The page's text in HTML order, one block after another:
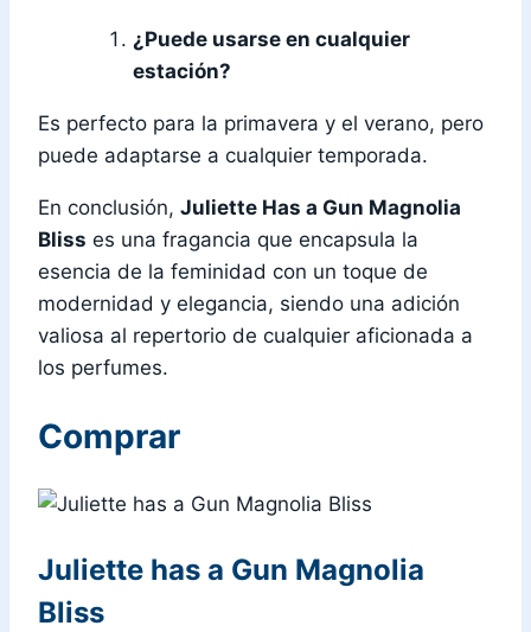
¿Puede usarse en cualquier
estación?
Es perfecto para la primavera y el verano, pero
puede adaptarse a cualquier temporada.
En conclusión, Juliette Has a Gun Magnolia
Bliss es una fragancia que encapsula la
esencia de la feminidad con un toque de
modernidad y elegancia, siendo una adición
valiosa al repertorio de cualquier aficionada a
los perfumes.
Comprar
Juliette has a Gun Magnolia
Bliss